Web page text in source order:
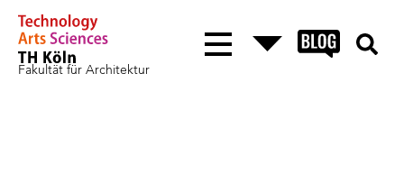
Fakultät für Architektur